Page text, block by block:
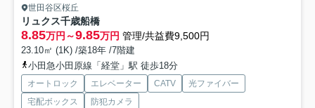
世田谷区桜丘
リュクス千歳船橋
8.85万円～9.85万円 管理/共益費9,500円
23.10㎡ (1K) /築18年 /7階建
小田急小田原線「経堂」駅 徒歩18分
オートロック エレベーター CATV
光ファイバー
宅配ボックス
防犯カメラ